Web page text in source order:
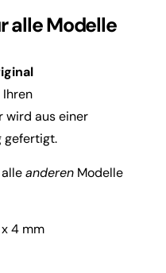
alle Modelle
wird aus einer
gefertigt.
anderen Modelle
4 mm